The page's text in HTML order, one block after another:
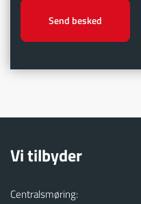
Vi tilbyder
Centralsmøring: